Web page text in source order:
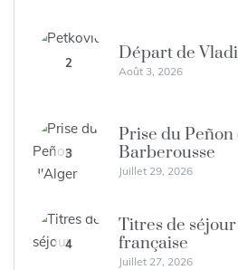
2 Départ de
Août 3, 2026
3
Prise du Peñon
Barberousse
Juillet 29, 2026
4
Titres de
française
Juillet 27, 2026